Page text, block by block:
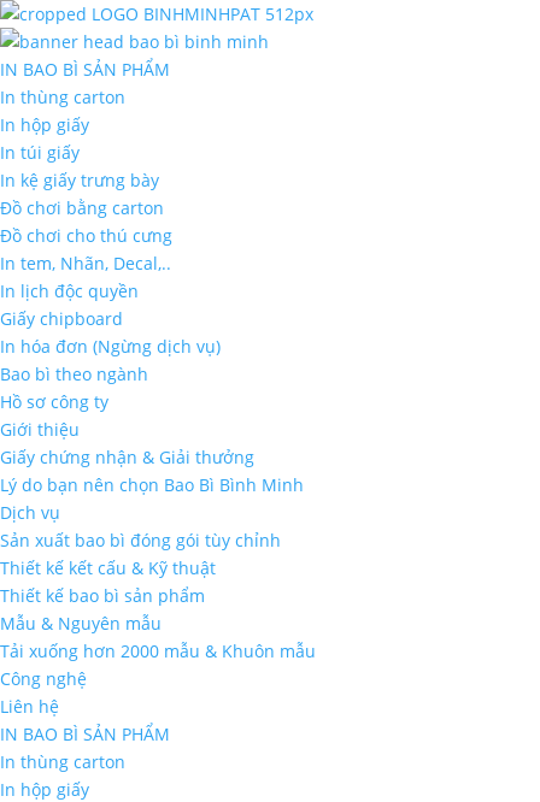
IN BAO BÌ SẢN PHẨM
In thùng carton
In hộp giấy
In túi giấy
In kệ giấy trưng bày
Đồ chơi bằng carton
Đồ chơi cho thú cưng
In tem, Nhãn, Decal,..
In lịch độc quyền
Giấy chipboard
In hóa đơn (Ngừng dịch vụ)
Bao bì theo ngành
Hồ sơ công ty
Giới thiệu
Giấy chứng nhận & Giải thưởng
Lý do bạn nên chọn Bao Bì Bình Minh
Dịch vụ
Sản xuất bao bì đóng gói tùy chỉnh
Thiết kế kết cấu & Kỹ thuật
Thiết kế bao bì sản phẩm
Mẫu & Nguyên mẫu
Tải xuống hơn 2000 mẫu & Khuôn mẫu
Công nghệ
Liên hệ
IN BAO BÌ SẢN PHẨM
In thùng carton
In hộp giấy